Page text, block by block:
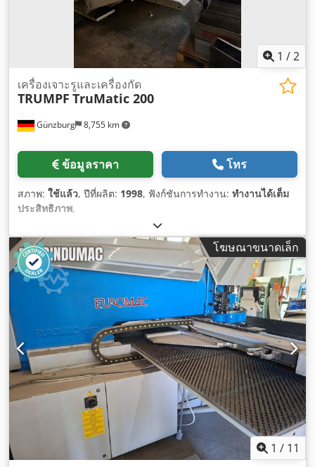
1 /2
Günzburg 8,755 km
เครื่องเจาะรูและเครื่องกัด
TRUMPF TruMatic 200
ข้อมูลราคา โทร
สภาพ: ใช้แล้ว, ปีที่ผลิต: 1998, ฟังก์ชันการทำงาน: ทำงานได้เต็ม
ประสิทธิภาพ,
โฆษณาขนาดเล็ก
1 / 11